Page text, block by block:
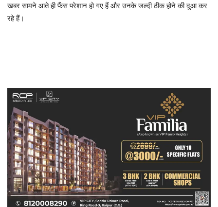
खबर सामने आते ही फैंस परेशान हो गए हैं और उनके जल्दी ठीक होने की दुआ कर
रहे हैं।